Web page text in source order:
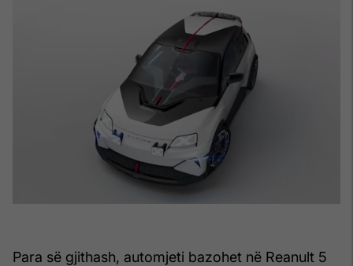
Para së gjithash, automjeti bazohet në Reanult 5